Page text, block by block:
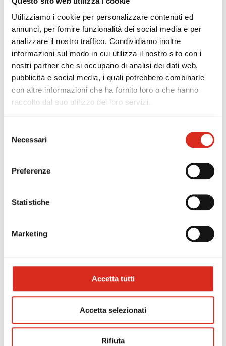
Utilizziamo i cookie per personalizzare contenuti ed
annunci, per fornire funzionalità dei social media e per
analizzare il nostro traffico. Condividiamo inoltre
informazioni sul modo in cui utilizza il nostro sito con i
nostri partner che si occupano di analisi dei dati web,
pubblicità e social media, i quali potrebbero combinarle
con altre informazioni che ha fornito loro o che hanno
raccolto dal suo utilizzo dei loro servizi.
delNecessari
Preferenze
Statistiche
Marketing
Accetta tutti
Accetta selezionati
Rifiuta
15.30 I nuovi strumenti per il controllo
L'importanza delle informazioni a supporto del
processo decisionale
dato
Il significato organizzativo e i fabbisogni informativi
Riccardo Crotti - Amministratore Delegato
Progesa S.p.A.